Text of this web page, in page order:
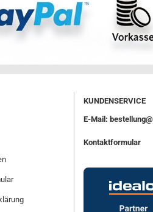
KUNDENSERVICE
E-Mail:
Kontaktformular